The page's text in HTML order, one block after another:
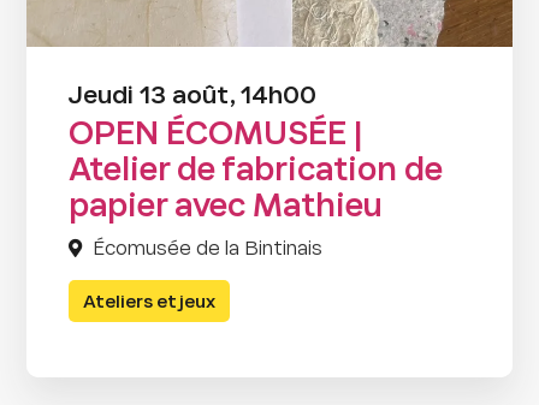
Jeudi 13 août, 14h00
OPEN ÉCOMUSÉE |
Atelier de fabrication de
papier avec Mathieu
Écomusée de la Bintinais
Ateliers et jeux